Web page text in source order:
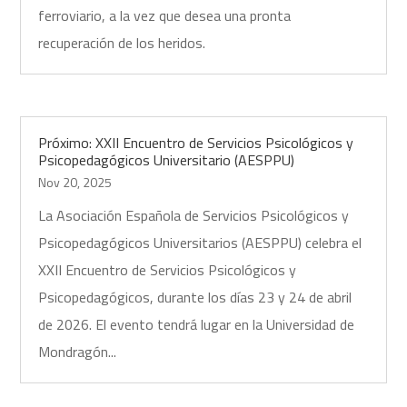
ferroviario, a la vez que desea una pronta
recuperación de los heridos.
Próximo: XXII Encuentro de Servicios Psicológicos y
Psicopedagógicos Universitario (AESPPU)
Nov 20, 2025
La Asociación Española de Servicios Psicológicos y
Psicopedagógicos Universitarios (AESPPU) celebra el
XXII Encuentro de Servicios Psicológicos y
Psicopedagógicos, durante los días 23 y 24 de abril
de 2026. El evento tendrá lugar en la Universidad de
Mondragón...